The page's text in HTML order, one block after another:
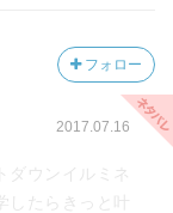
の、断片的な情
と推察でき、表
フォロー
2017.07.16
ダウンイルミネ
たらきっと叶